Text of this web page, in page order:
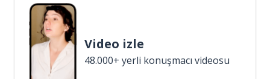
Video izle
48.000+ yerli konuşmacı videosu